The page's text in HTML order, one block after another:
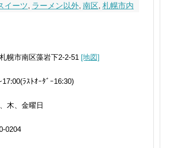
イーツ, ラーメン以外, 南区, 札幌市内
幌市南区藻岩下2-2-51 [地図]
17:00(ﾗｽﾄｵｰﾀﾞｰ16:30)
木、金曜日
0204